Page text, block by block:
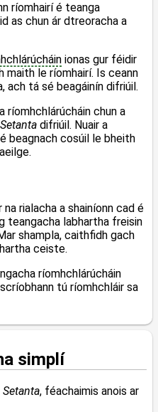
ríomhairí é teanga
as chun ár dtreoracha a
ionas gur féidir
maith le ríomhairí. Is ceann
ach tá sé beagáinín difriúil.
ríomhchlárúcháin chun a
Setanta difriúil. Nuair a
beagnach cosúil le bheith
na rialacha a shainíonn cad é
teangacha labhartha freisin
shampla, caithfidh gach
ceiste.
ríomhchlárúcháin
tú ríomhchláir sa
simplí
Setanta, féachaimis anois ar